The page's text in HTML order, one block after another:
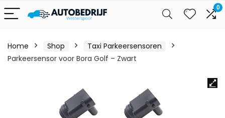
0
Home Shop
Taxi Parkeersensoren
Parkeersensor voor Bora Golf – Zwart